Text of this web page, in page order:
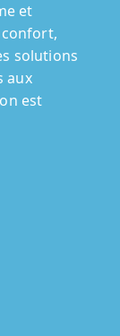
et
solutions
aux
est